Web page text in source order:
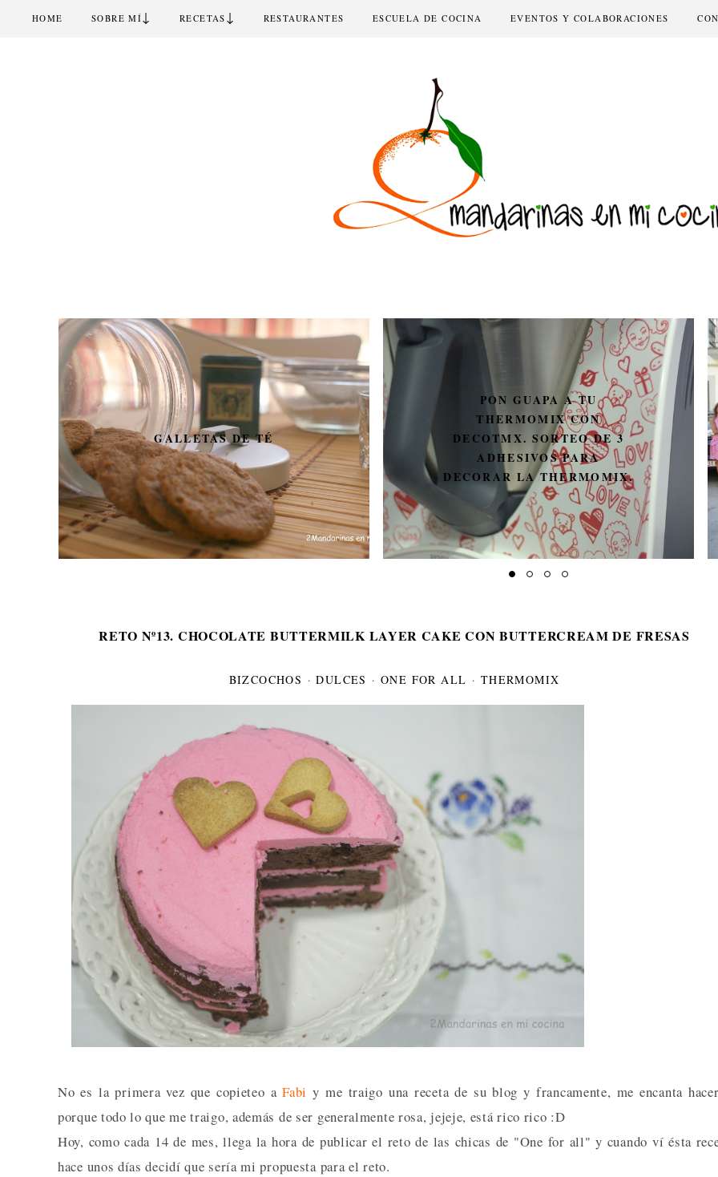
HOME SOBRE MÍ↓ RECETAS ↓ RESTAURANTES ESCUELA DE COCINA EVENTOS Y COLABORACIONES
PON GUAPA A TU
THERMOMIX CON
DECOTMX. SORTEO DE 3
ADHESIVOS PARA
DECORAR LA THERMOMIX.
UN MÍNIMO PARÉNTESIS
RETO Nº13. CHOCOLATE BUTTERMILK LAYER CAKE CON BUTTERCREAM DE FRESAS
BIZCOCHOS ·DULCES ·ONE FOR ALL · THERMOMIX
No es la primera vez que copieteo aFabi y me traigo una receta de su blog y francamente, me encanta
porque todo lo que me traigo, además de ser generalmente rosa, jejeje, está rico rico :D
Hoy, como cada 14 de mes, llega la hora de publicar el reto de las chicas de "One for all" y cuando ví ésta
hace unos días decidí que sería mi propuesta para el reto.